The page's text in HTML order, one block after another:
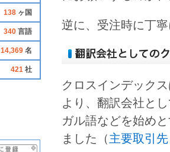
逆に、受注時に丁
クロスインデック
より、 翻訳会社と
ガル語などを始め
ました（主要取引先
138 ヶ国
340 言語
14,369 名
421 社